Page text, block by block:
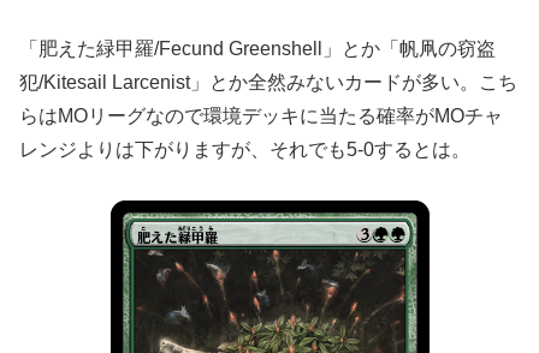
「肥えた緑甲羅/Fecund Greenshell」とか「帆凧の窃盗
犯/Kitesail Larcenist」とか全然みないカードが多い。こち
らはMOリーグなので環境デッキに当たる確率がMOチャ
レンジよりは下がりますが、それでも5-0するとは。